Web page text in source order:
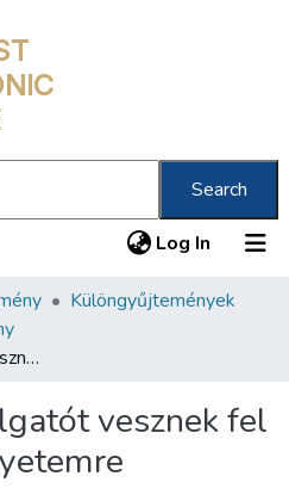
Search
Log In (current)
Különgyűjtemények
Háromezer hallgatót vesznek fel a budapesti egyetemre
vesznek fel